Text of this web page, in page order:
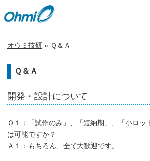
オウミ技研 » Ｑ＆Ａ
Ｑ＆Ａ
開発・設計について
Ｑ１：「試作のみ」、「短納期」、「小ロッ
は可能ですか？
Ａ１：もちろん、全て大歓迎です。